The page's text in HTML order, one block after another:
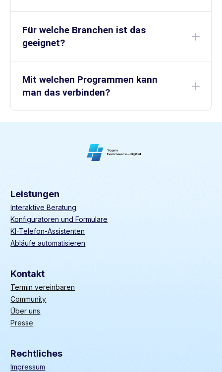
Für welche Branchen ist das
geeignet?
Mit welchen Programmen kann
man das verbinden?
Leistungen
Interaktive Beratung
Konfiguratoren und Formulare
KI-Telefon-Assistenten
Abläufe automatisieren
Kontakt
Termin vereinbaren
Community
Über uns
Presse
Rechtliches
Impressum